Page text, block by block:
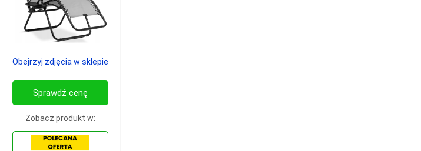
Obejrzyj zdjęcia w sklepie
Sprawdź cenę
Zobacz produkt w: